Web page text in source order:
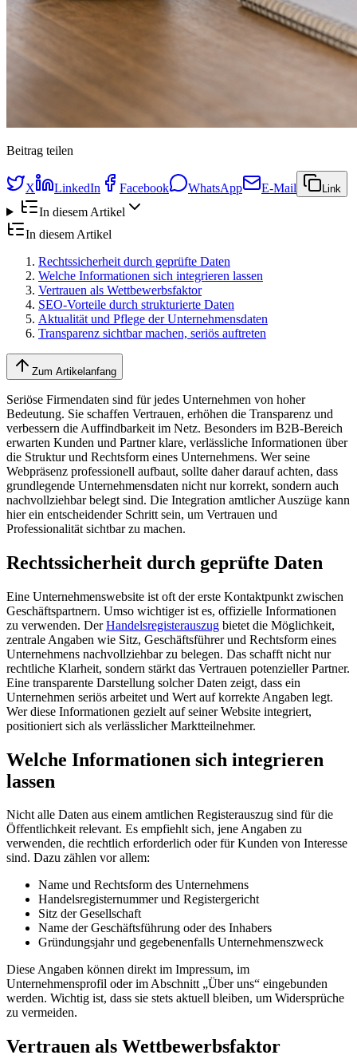
Beitrag teilen
X LinkedIn Facebook WhatsApp E-Mail Link
In diesem Artikel
In diesem Artikel
Rechtssicherheit durch geprüfte Daten
Welche Informationen sich integrieren lassen
Vertrauen als Wettbewerbsfaktor
SEO-Vorteile durch strukturierte Daten
Aktualität und Pflege der Unternehmensdaten
Transparenz sichtbar machen, seriös auftreten
Zum Artikelanfang
Seriöse Firmendaten sind für jedes Unternehmen von hoher
Bedeutung. Sie schaffen Vertrauen, erhöhen die Transparenz und
verbessern die Auffindbarkeit im Netz. Besonders im B2B-Bereich
erwarten Kunden und Partner klare, verlässliche Informationen über
die Struktur und Rechtsform eines Unternehmens. Wer seine
Webpräsenz professionell aufbaut, sollte daher darauf achten, dass
grundlegende Unternehmensdaten nicht nur korrekt, sondern auch
nachvollziehbar belegt sind. Die Integration amtlicher Auszüge kann
hier ein entscheidender Schritt sein, um Vertrauen und
Professionalität sichtbar zu machen.
Rechtssicherheit durch geprüfte Daten
Eine Unternehmenswebsite ist oft der erste Kontaktpunkt zwischen
Geschäftspartnern. Umso wichtiger ist es, offizielle Informationen
zu verwenden. DerHandelsregisterauszug bietet die Möglichkeit,
zentrale Angaben wie Sitz, Geschäftsführer und Rechtsform eines
Unternehmens nachvollziehbar zu belegen. Das schafft nicht nur
rechtliche Klarheit, sondern stärkt das Vertrauen potenzieller Partner.
Eine transparente Darstellung solcher Daten zeigt, dass ein
Unternehmen seriös arbeitet und Wert auf korrekte Angaben legt.
Wer diese Informationen gezielt auf seiner Website integriert,
positioniert sich als verlässlicher Marktteilnehmer.
Welche Informationen sich integrieren
lassen
Nicht alle Daten aus einem amtlichen Registerauszug sind für die
Öffentlichkeit relevant. Es empfiehlt sich, jene Angaben zu
verwenden, die rechtlich erforderlich oder für Kunden von Interesse
sind. Dazu zählen vor allem:
Name und Rechtsform des Unternehmens
Handelsregisternummer und Registergericht
Sitz der Gesellschaft
Name der Geschäftsführung oder des Inhabers
Gründungsjahr und gegebenenfalls Unternehmenszweck
Diese Angaben können direkt im Impressum, im
Unternehmensprofil oder im Abschnitt „Über uns“ eingebunden
werden. Wichtig ist, dass sie stets aktuell bleiben, um Widersprüche
zu vermeiden.
Vertrauen als Wettbewerbsfaktor